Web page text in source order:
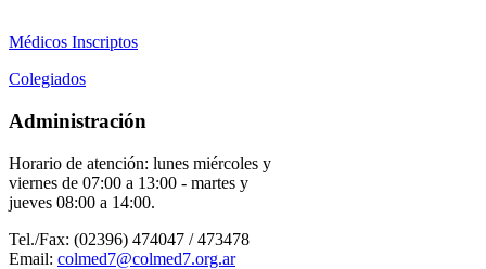
Médicos Inscriptos
Colegiados
Administración
Horario de atención: lunes miércoles y
viernes de 07:00 a 13:00 - martes y
jueves 08:00 a 14:00.
Tel./Fax: (02396) 474047 / 473478
Email: colmed7@colmed7.org.ar